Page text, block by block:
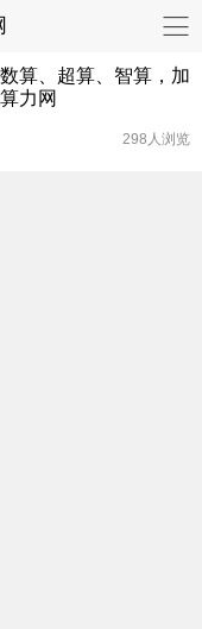
算、超算、智算，加
力网
298人浏览